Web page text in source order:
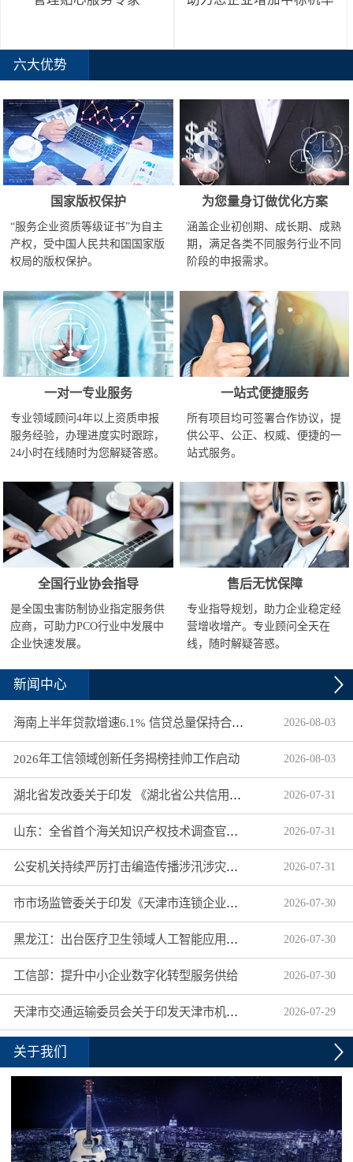
六大优势
国家版权保护
“服务企业资质等级证书”为自主
产权，受中国人民共和国国家版
权局的版权保护。
为您量身订做优化方案
涵盖企业初创期、成长期、成熟
期，满足各类不同服务行业不同
阶段的申报需求。
一对一专业服务
专业领域顾问4年以上资质申报
服务经验，办理进度实时跟踪，
24小时在线随时为您解疑答惑。
一站式便捷服务
所有项目均可签署合作协议，提
供公平、公正、权威、便捷的一
站式服务。
全国行业协会指导
是全国虫害防制协业指定服务供
应商，可助力PCO行业中发展中
企业快速发展。
售后无忧保障
专业指导规划，助力企业稳定经
营增收增产。专业顾问全天在
线，随时解疑答惑。
新闻中心
海南上半年贷款增速6.1% 信贷总量保持合理平稳增长 2026-08-03
2026年工信领域创新任务揭榜挂帅工作启动 2026-08-03
湖北省发改委关于印发 《湖北省公共信用信息目录（2026年版）》的通知 2026-07-31
山东：全省首个海关知识产权技术调查官制度落地济南自贸片区 2026-07-31
公安机关持续严厉打击编造传播涉汛涉灾网络谣言 2026-07-31
市市场监管委关于印发《天津市连锁企业食品经营许可“先证后核”信用承诺审批实施办法》的通知 2026-07-30
黑龙江：出台医疗卫生领域人工智能应用工作实施方案 2026-07-30
工信部：提升中小企业数字化转型服务供给 2026-07-30
天津市交通运输委员会关于印发天津市机动车驾驶员培训机构及教练员综合信用评价管理办法的通知 2026-07-29
关于我们